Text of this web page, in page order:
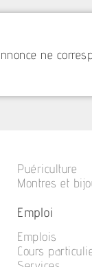
ne
Puériculture
Montres et
Emploi
Emplois
Cours